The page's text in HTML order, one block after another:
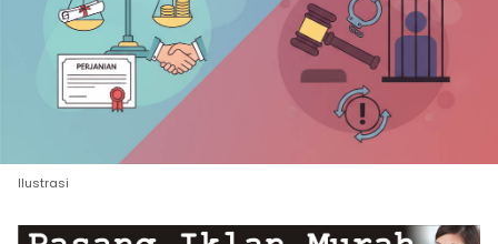
Ilustrasi